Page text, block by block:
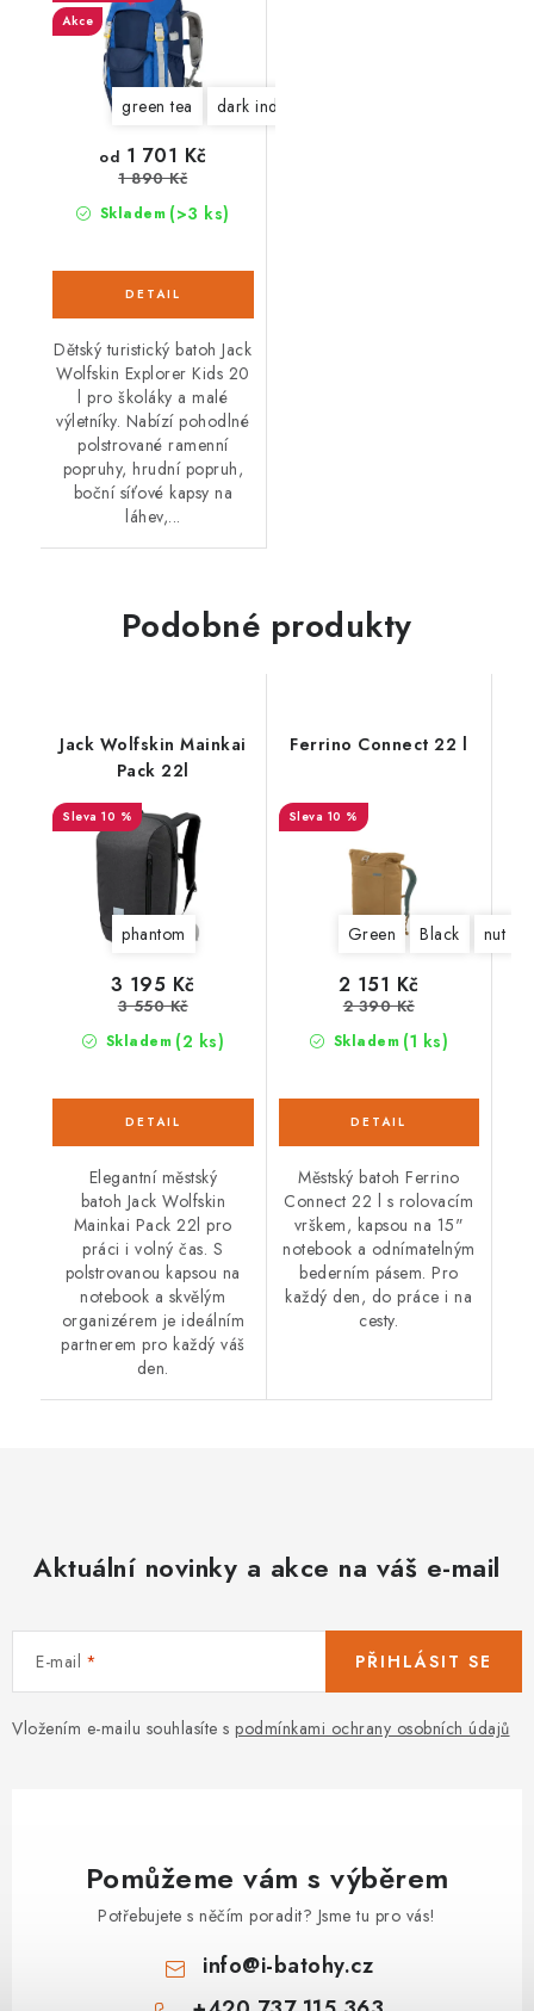
Akce
green tea dark indigo
Skladem (>3 ks)
od 1 701 Kč
1 890 Kč
Dětský turistický batoh Jack
Wolfskin Explorer Kids 20
l pro školáky a malé
výletníky. Nabízí pohodlné
polstrované ramenní
popruhy, hrudní popruh,
boční síťové kapsy na
láhev,...
Podobné produkty
Jack Wolfskin Mainkai
Pack 22l
10 %
phantom
Skladem (2 ks)
3 195 Kč
3 550 Kč
Elegantní městský
batoh Jack Wolfskin
Mainkai Pack 22l pro
práci i volný čas. S
polstrovanou kapsou na
notebook a skvělým
organizérem je ideálním
partnerem pro každý váš
den.
Ferrino Connect 22 l
10 %
Green Black nut
Skladem (1 ks)
2 151 Kč
2 390 Kč
Městský batoh Ferrino
Connect 22 l s rolovacím
vrškem, kapsou na 15"
notebook a odnímatelným
bederním pásem. Pro
každý den, do práce i na
cesty.
Aktuální novinky a akce na váš e-mail
E-mail
Vložením e-mailu souhlasíte s podmínkami ochrany osobních údajů
PŘIHLÁSIT SE
Pomůžeme vám s výběrem
Potřebujete s něčím poradit? Jsme tu pro vás!
info@i-batohy.cz